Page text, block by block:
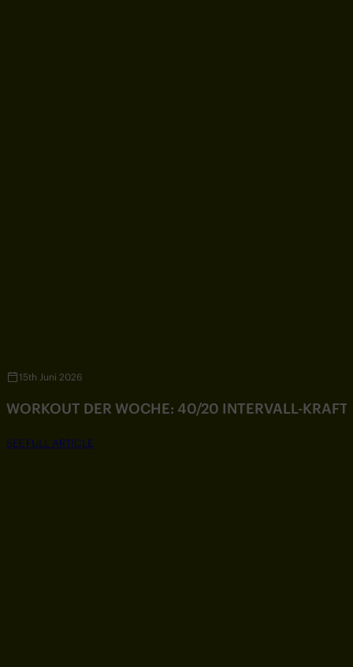
15th Juni 2026
WORKOUT DER WOCHE: 40/20 INTERVALL-
SEE FULL ARTICLE